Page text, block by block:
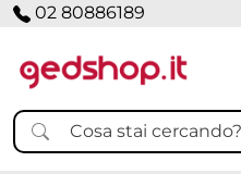
02 80886189